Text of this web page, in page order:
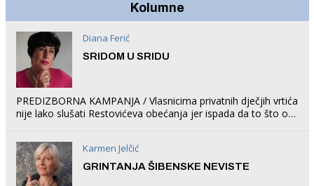
Kolumne
Diana Ferić
SRIDOM U SRIDU
PREDIZBORNA KAMPANJA / Vlasnicima privatnih dječjih vrtića
nije lako slušati Restovićeva obećanja jer ispada da to što oni
Karmen Jelčić
GRINTANJA ŠIBENSKE NEVISTE